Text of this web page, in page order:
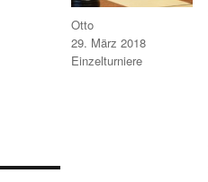
Autor
Otto
Veröffentlicht
am
29. März 2018
Kategorien
Einzelturniere